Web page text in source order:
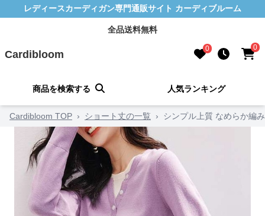
レディースカーディガン専門通販サイト カーディブルーム
全品送料無料
Cardibloom 0 0
商品を検索する 人気ランキング
Cardibloom TOP › ショート丈の一覧 › シンプル上質 なめらか編